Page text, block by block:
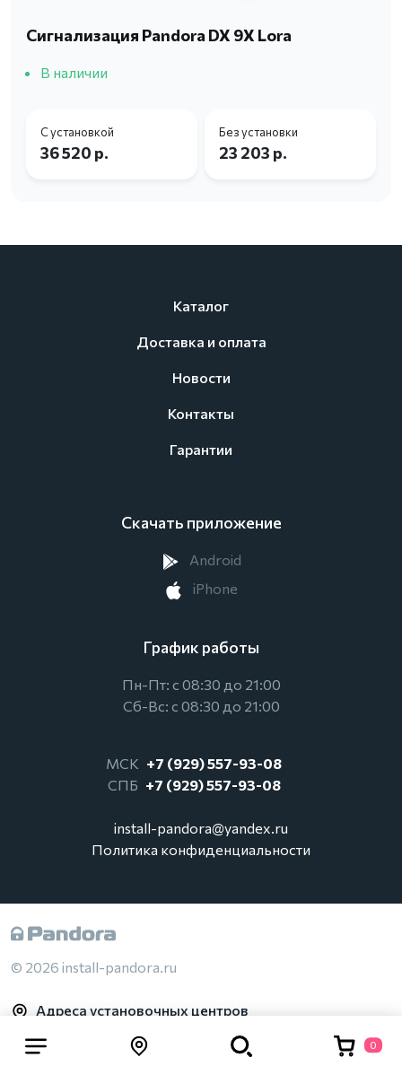
Сигнализация Pandora DX 9X Lora
В наличии
С установкой
36 520 р.
Без установки
23 203 р.
Каталог
Доставка и оплата
Новости
Контакты
Гарантии
Скачать приложение
Android
iPhone
График работы
Пн-Пт: с 08:30 до 21:00
Сб-Вс: с 08:30 до 21:00
МСК +7 (929) 557-93-08
СПБ +7 (929) 557-93-08
install-pandora@yandex.ru
Политика конфиденциальности
© 2026 install-pandora.ru
Адреса установочных центров
0